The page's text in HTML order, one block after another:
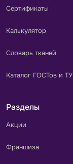
Сертификаты
Калькулятор
Словарь тканей
Каталог ГОСТов и ТУ
Разделы
Акции
Франшиза